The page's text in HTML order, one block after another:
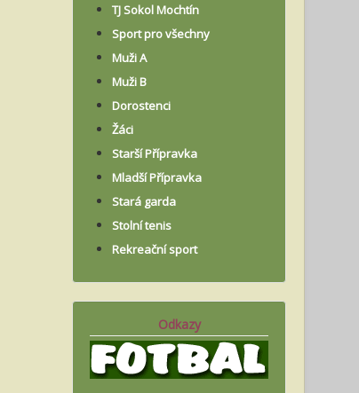
TJ Sokol Mochtín
Sport pro všechny
Muži A
Muži B
Dorostenci
Žáci
Starší Přípravka
Mladší Přípravka
Stará garda
Stolní tenis
Rekreační sport
Odkazy